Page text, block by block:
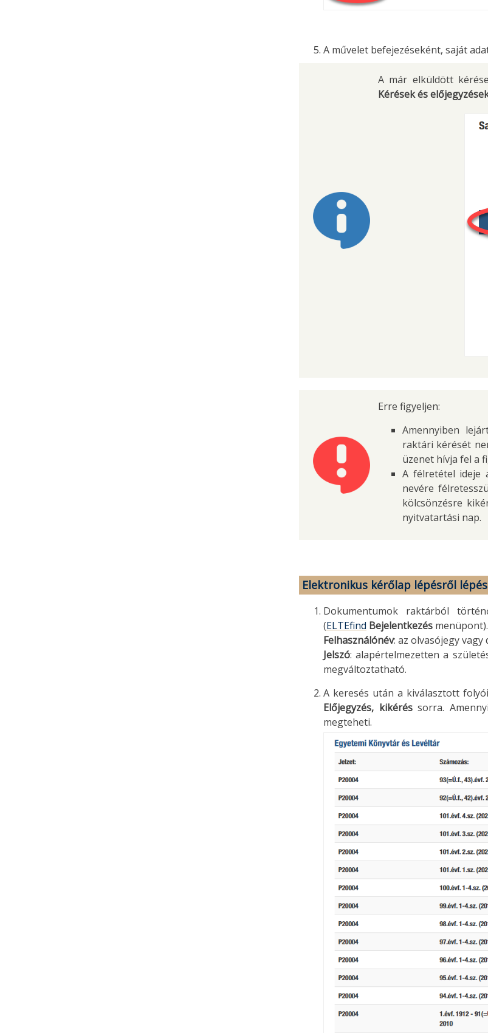
A művelet befejezéseként, saját
A már elküldött
Kérések és
Erre figyeljen:
Amennyiben
raktári kérését
üzenet hívja fel a
A félretétel ideje
nevére
kölcsönzésre
nyitvatartási nap.
Elektronikus kérőlap lépésről
Dokumentumok raktárból
(ELTEfind Bejelentkezés menüpont).
Felhasználónév: az olvasójegy
Jelszó: alapértelmezetten a
megváltoztatható.
A keresés után a kiválasztott
Előjegyzés, kikéréssorra.
megteheti.